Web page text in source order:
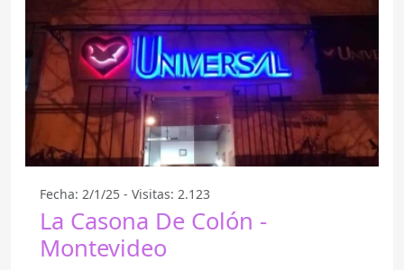
Fecha: 2/1/25 - Visitas: 2.123
La Casona De Colón -
Montevideo